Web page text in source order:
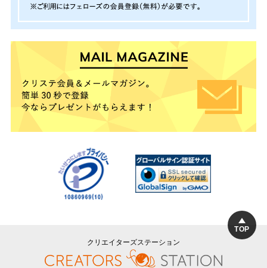
TOP
クリエイターズステーション